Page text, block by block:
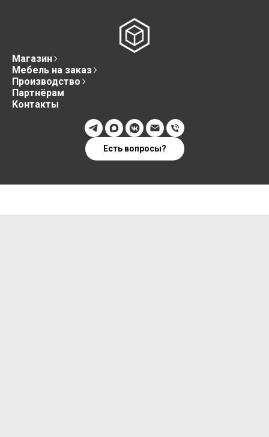
Магазин
Мебель на заказ
Производство
Партнёрам
Контакты
Есть вопросы?